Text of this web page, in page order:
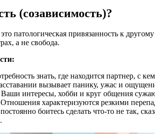
(созависимость)?
патологическая привязанность к
а не свобода.
знать, где находится партнер, с
вызывает панику, ужас и
Ваши интересы, хобби и круг общения
Отношения характеризуются резкими
боитесь сделать что-то не так,